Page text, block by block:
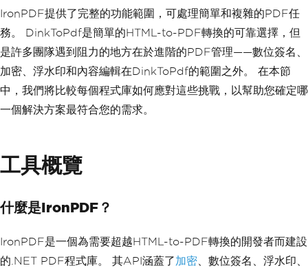
IronPDF提供了完整的功能範圍，可處理簡單和複雜的PDF任
務。 DinkToPdf是簡單的HTML-to-PDF轉換的可靠選擇，但
是許多團隊遇到阻力的地方在於進階的PDF管理——數位簽名、
加密、浮水印和內容編輯在DinkToPdf的範圍之外。 在本節
中，我們將比較每個程式庫如何應對這些挑戰，以幫助您確定哪
一個解決方案最符合您的需求。
工具概覽
什麼是IronPDF？
IronPDF是一個為需要超越HTML-to-PDF轉換的開發者而建設
的.NET PDF程式庫。 其API涵蓋了加密、數位簽名、浮水印、